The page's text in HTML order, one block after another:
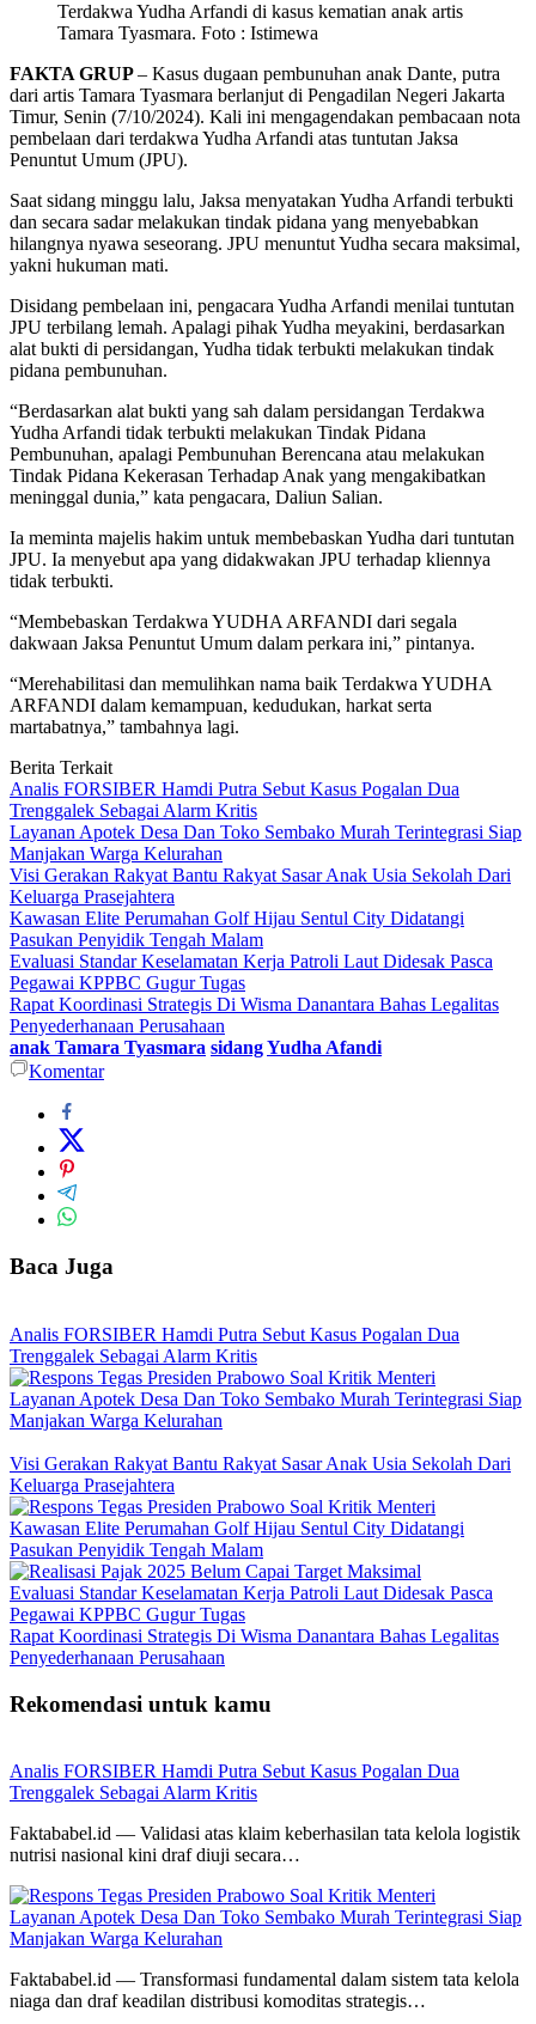
Terdakwa Yudha Arfandi di kasus kematian anak artis
Tamara Tyasmara. Foto : Istimewa
FAKTA GRUP– Kasus dugaan pembunuhan anak Dante, putra
dari artis Tamara Tyasmara berlanjut di Pengadilan Negeri Jakarta
Timur, Senin (7/10/2024). Kali ini mengagendakan pembacaan nota
pembelaan dari terdakwa Yudha Arfandi atas tuntutan Jaksa
Penuntut Umum (JPU).
Saat sidang minggu lalu, Jaksa menyatakan Yudha Arfandi terbukti
dan secara sadar melakukan tindak pidana yang menyebabkan
hilangnya nyawa seseorang. JPU menuntut Yudha secara maksimal,
yakni hukuman mati.
Disidang pembelaan ini, pengacara Yudha Arfandi menilai tuntutan
JPU terbilang lemah. Apalagi pihak Yudha meyakini, berdasarkan
alat bukti di persidangan, Yudha tidak terbukti melakukan tindak
pidana pembunuhan.
“Berdasarkan alat bukti yang sah dalam persidangan Terdakwa
Yudha Arfandi tidak terbukti melakukan Tindak Pidana
Pembunuhan, apalagi Pembunuhan Berencana atau melakukan
Tindak Pidana Kekerasan Terhadap Anak yang mengakibatkan
meninggal dunia,” kata pengacara, Daliun Salian.
Ia meminta majelis hakim untuk membebaskan Yudha dari tuntutan
JPU. Ia menyebut apa yang didakwakan JPU terhadap kliennya
tidak terbukti.
“Membebaskan Terdakwa YUDHA ARFANDI dari segala
dakwaan Jaksa Penuntut Umum dalam perkara ini,” pintanya.
“Merehabilitasi dan memulihkan nama baik Terdakwa YUDHA
ARFANDI dalam kemampuan, kedudukan, harkat serta
martabatnya,” tambahnya lagi.
Berita Terkait
Analis FORSIBER Hamdi Putra Sebut Kasus Pogalan Dua
Trenggalek Sebagai Alarm Kritis
Layanan Apotek Desa Dan Toko Sembako Murah Terintegrasi Siap
Manjakan Warga Kelurahan
Visi Gerakan Rakyat Bantu Rakyat Sasar Anak Usia Sekolah Dari
Keluarga Prasejahtera
Kawasan Elite Perumahan Golf Hijau Sentul City Didatangi
Pasukan Penyidik Tengah Malam
Evaluasi Standar Keselamatan Kerja Patroli Laut Didesak Pasca
Pegawai KPPBC Gugur Tugas
Rapat Koordinasi Strategis Di Wisma Danantara Bahas Legalitas
Penyederhanaan Perusahaan
anak Tamara Tyasmara sidangYudha Afandi
Komentar
Baca Juga
Analis FORSIBER Hamdi Putra Sebut Kasus Pogalan Dua
Trenggalek Sebagai Alarm Kritis
Layanan Apotek Desa Dan Toko Sembako Murah Terintegrasi Siap
Manjakan Warga Kelurahan
Visi Gerakan Rakyat Bantu Rakyat Sasar Anak Usia Sekolah Dari
Keluarga Prasejahtera
Kawasan Elite Perumahan Golf Hijau Sentul City Didatangi
Pasukan Penyidik Tengah Malam
Evaluasi Standar Keselamatan Kerja Patroli Laut Didesak Pasca
Pegawai KPPBC Gugur Tugas
Rapat Koordinasi Strategis Di Wisma Danantara Bahas Legalitas
Penyederhanaan Perusahaan
Rekomendasi untuk kamu
Analis FORSIBER Hamdi Putra Sebut Kasus Pogalan Dua
Trenggalek Sebagai Alarm Kritis
Faktababel.id — Validasi atas klaim keberhasilan tata kelola logistik
nutrisi nasional kini draf diuji secara…
Layanan Apotek Desa Dan Toko Sembako Murah Terintegrasi Siap
Manjakan Warga Kelurahan
Faktababel.id — Transformasi fundamental dalam sistem tata kelola
niaga dan draf keadilan distribusi komoditas strategis…